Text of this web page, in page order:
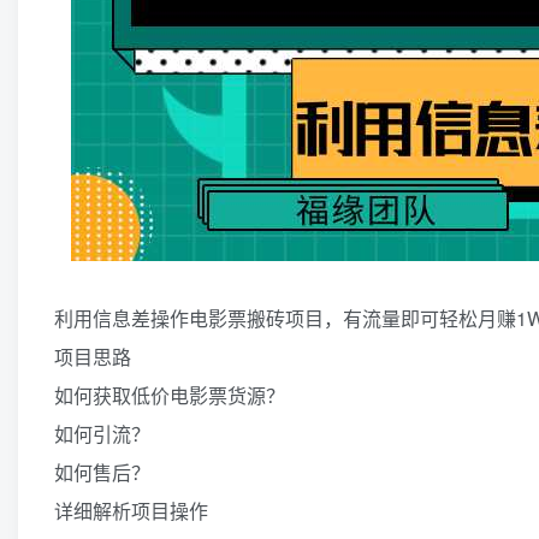
利用信息差操作电影票搬砖项目，有流量即可轻松月赚
项目思路
如何获取低价电影票货源？
如何引流？
如何售后？
详细解析项目操作